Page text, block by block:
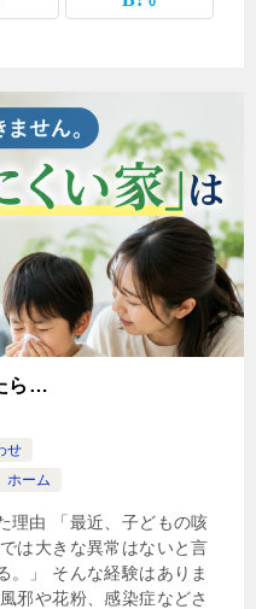
ら…
せ
ホーム
理由 「最近、子どもの咳
は大きな異常はないと言
。」 そんな経験はありま
邪や花粉、感染症などさ